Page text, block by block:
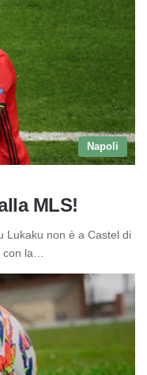
Napoli
MLS!
Lukaku non è a Castel di
con la…